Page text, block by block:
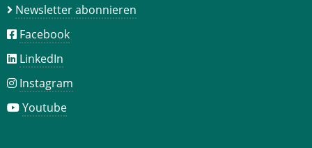
Newsletter abonnieren
Facebook
LinkedIn
Instagram
Youtube